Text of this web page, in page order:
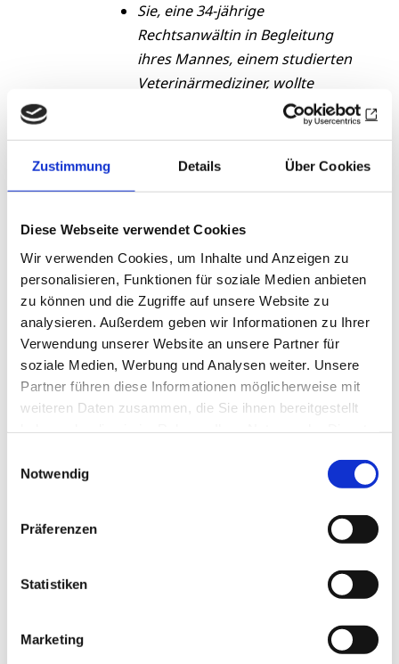
Zustimmung Details Über Cookies
Diese Webseite verwendet Cookies
Wir verwenden Cookies, um Inhalte und Anzeigen zu
personalisieren, Funktionen für soziale Medien anbieten
zu können und die Zugriffe auf unsere Website zu
analysieren. Außerdem geben wir Informationen zu Ihrer
Verwendung unserer Website an unsere Partner für
soziale Medien, Werbung und Analysen weiter. Unsere
Partner führen diese Informationen möglicherweise mit
weiteren Daten zusammen, die Sie ihnen bereitgestellt
Notwendig
Präferenzen
Statistiken
Marketing
Sie, eine 34-jährige
Rechtsanwältin in Begleitung
ihres Mannes, einem studierten
Veterinärmediziner, wollte
partout, dass sie beide, wie
bisher, nur mit Comirnaty
(Biontec/Pfizer) ihre dritte
Nachdem beide über den
zusätzlichen Nutzen einer
Kreuzimmunisierung durch einen
weiteren zugelassenen mRNA-
Impfstoff informiert worden
waren, gingen beide, geboostert
mit Spikevax (Moderna) in der
halben Dosis einer Erstimpfung,
zur Lahnapotheke um die Ecke,
dem internetfähigen Code zu